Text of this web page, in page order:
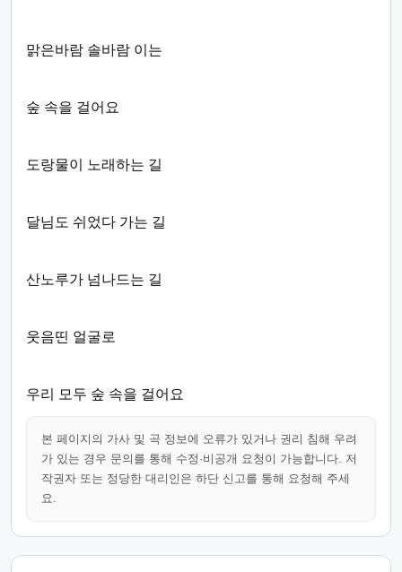
맑은바람 솔바람 이는
숲 속을 걸어요
도랑물이 노래하는 길
달님도 쉬었다 가는 길
산노루가 넘나드는 길
웃음띤 얼굴로
우리 모두 숲 속을 걸어요
본 페이지의 가사 및 곡 정보에 오류가 있거나 권리 침해 우려
가 있는 경우 문의를 통해 수정·비공개 요청이 가능합니다. 저
작권자 또는 정당한 대리인은 하단 신고를 통해 요청해 주세
요.